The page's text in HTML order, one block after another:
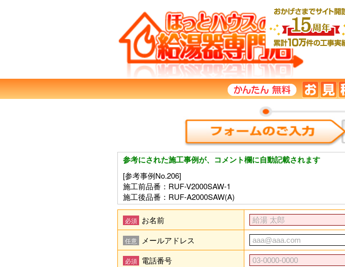
参考にされた施工事例が、コメント欄に自動記載されます
[参考事例No.206]
施工前品番：RUF-V2000SAW-1
施工後品番：RUF-A2000SAW(A)
必須 お名前
任意 メールアドレス
必須 電話番号